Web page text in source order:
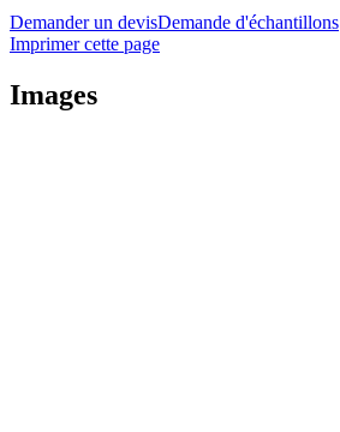
Demander un devisDemande d'échantillons
Imprimer cette page
Images